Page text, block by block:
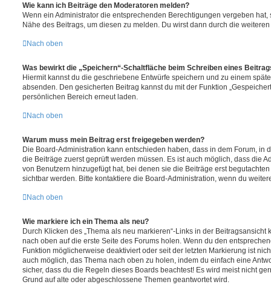
Wie kann ich Beiträge den Moderatoren melden?
Wenn ein Administrator die entsprechenden Berechtigungen vergeben
Nähe des Beitrags, um diesen zu melden. Du wirst dann durch die
Nach oben
Was bewirkt die „Speichern“-Schaltfläche beim Schreiben eines
Hiermit kannst du die geschriebene Entwürfe speichern und zu einem
absenden. Den gesicherten Beitrag kannst du mit der Funktion
persönlichen Bereich erneut laden.
Nach oben
Warum muss mein Beitrag erst freigegeben werden?
Die Board-Administration kann entschieden haben, dass in dem Forum, in
die Beiträge zuerst geprüft werden müssen. Es ist auch möglich, dass die
von Benutzern hinzugefügt hat, bei denen sie die Beiträge erst
sichtbar werden. Bitte kontaktiere die Board-Administration, wenn du
Nach oben
Wie markiere ich ein Thema als neu?
Durch Klicken des „Thema als neu markieren“-Links in der
nach oben auf die erste Seite des Forums holen. Wenn du den
Funktion möglicherweise deaktiviert oder seit der letzten Markierung ist
auch möglich, das Thema nach oben zu holen, indem du einfach eine
sicher, dass du die Regeln dieses Boards beachtest! Es wird meist nicht
Grund auf alte oder abgeschlossene Themen geantwortet wird.